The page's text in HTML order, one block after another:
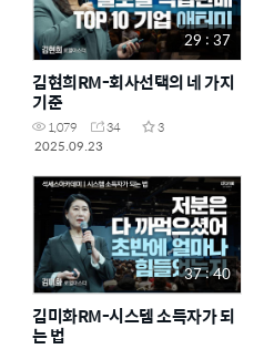
29 : 37
김현희RM-회사선택의 네 가지
기준
1,079 34
3
2025.09.23
37 : 40
김미화RM-시스템 소득자가 되
는 법